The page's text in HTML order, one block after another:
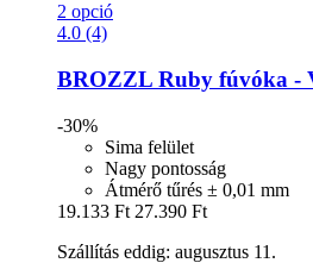
2 opció
4.0 (4)
BROZZL Ruby fúvóka -​
-30%
Sima felület
Nagy pontosság
Átmérő tűrés ± 0,01 mm
19.133 Ft 27.390 Ft
Szállítás eddig: augusztus 11.